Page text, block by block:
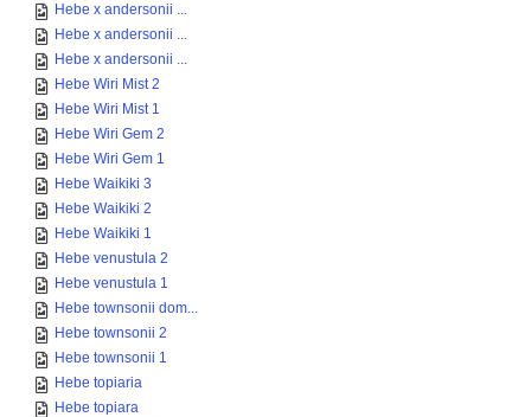
Hebe x andersonii ...
Hebe x andersonii ...
Hebe x andersonii ...
Hebe Wiri Mist 2
Hebe Wiri Mist 1
Hebe Wiri Gem 2
Hebe Wiri Gem 1
Hebe Waikiki 3
Hebe Waikiki 2
Hebe Waikiki 1
Hebe venustula 2
Hebe venustula 1
Hebe townsonii dom...
Hebe townsonii 2
Hebe townsonii 1
Hebe topiaria
Hebe topiara